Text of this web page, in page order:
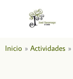
contenido
Inicio Actividades